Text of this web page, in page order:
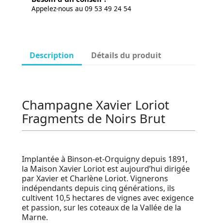
Appelez-nous au 09 53 49 24 54
Description Détails du produit
Champagne Xavier Loriot
Fragments de Noirs Brut
Implantée à Binson-et-Orquigny depuis 1891,
la Maison Xavier Loriot est aujourd’hui dirigée
par Xavier et Charlène Loriot. Vignerons
indépendants depuis cinq générations, ils
cultivent 10,5 hectares de vignes avec exigence
et passion, sur les coteaux de la Vallée de la
Marne.